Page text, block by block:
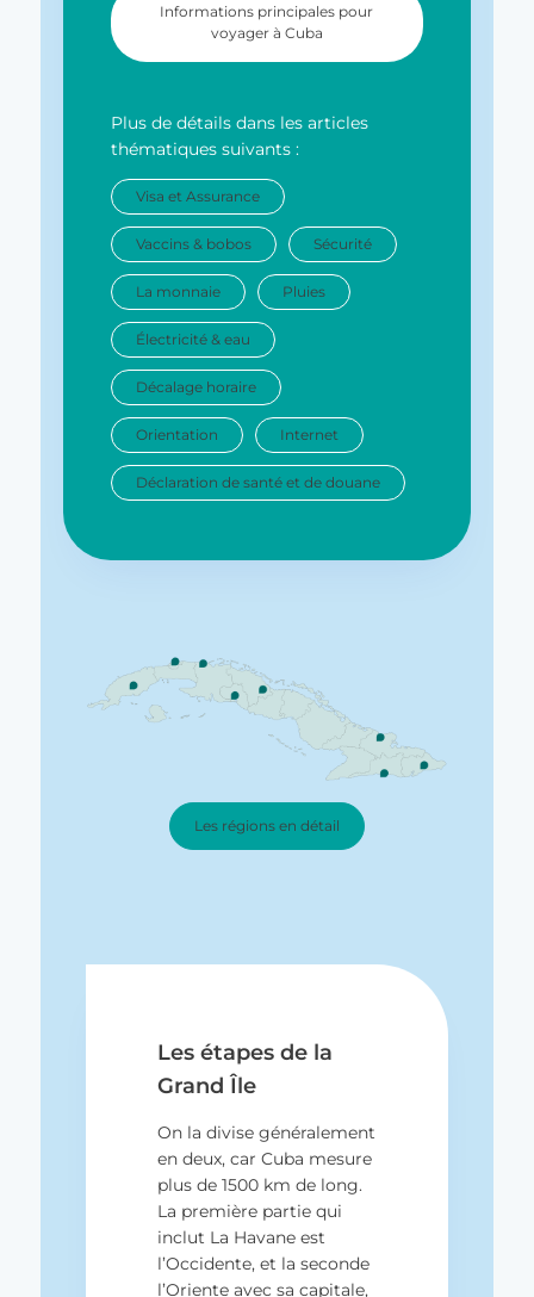
Informations principales pour
voyager à Cuba
Plus de détails dans les articles
thématiques suivants :
Visa et Assurance
Vaccins & bobos Sécurité
La monnaie Pluies
Électricité & eau
Décalage horaire
Orientation Internet
Déclaration de santé et de douane
Les régions en détail
Les étapes de la
Grand Île
On la divise généralement
en deux, car Cuba mesure
plus de 1500 km de long.
La première partie qui
inclut La Havane est
l’Occidente, et la seconde
l’Oriente avec sa capitale,